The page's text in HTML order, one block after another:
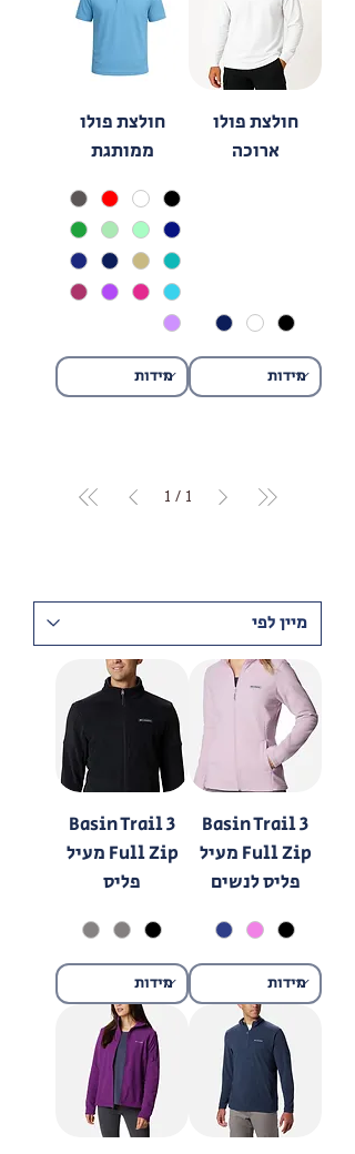
חולצת פולו
ארוכה
חולצת פולו
ממותגת
1
/
1
Basin Trail 3
Full Zip מעיל
פליס לנשים
Basin Trail 3
Full Zip מעיל
פליס